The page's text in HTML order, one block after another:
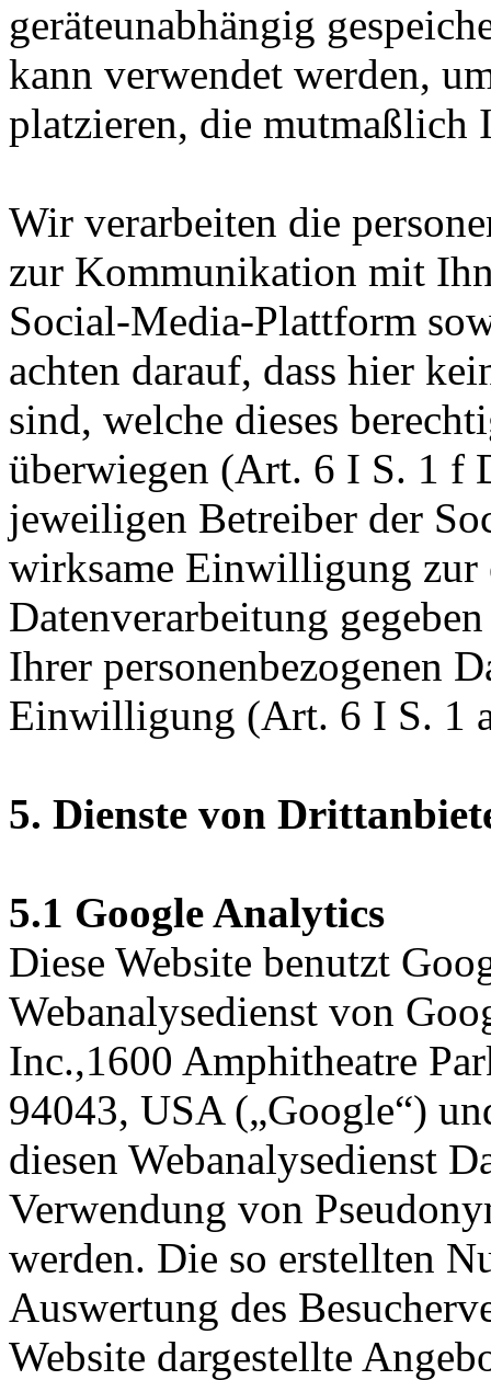
geräteunabhängig
kann verwendet werden,
platzieren, die mutmaßlich
Wir verarbeiten die
zur Kommunikation mit
Social-Media-Plattform
achten darauf, dass hier
sind, welche dieses
überwiegen (Art. 6 I S. 1 f
jeweiligen Betreiber der
wirksame Einwilligung zur
Datenverarbeitung
Ihrer personenbezogenen
Einwilligung (Art. 6 I S. 1
5. Dienste von
5.1 Google Analytics
Diese Website benutzt
Webanalysedienst von
Inc.,1600 Amphitheatre
94043, USA („Google“)
diesen Webanalysedienst
Verwendung von
werden. Die so erstellten
Auswertung des
Website dargestellte